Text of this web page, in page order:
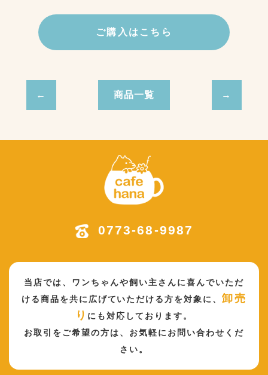
ご購入はこちら
商品一覧
0773-68-9987
当店では、ワンちゃんや飼い主さんに喜んでいただ
ける商品を共に広げていただける方を対象に、卸売
り にも対応しております。
お取引をご希望の方は、 お気軽にお問い合わせくだ
さい。